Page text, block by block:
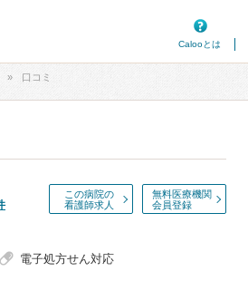
Calooとは
口コミ
この病院の
看護師求人
無料医療機関
会員登録
電子処方せん対応